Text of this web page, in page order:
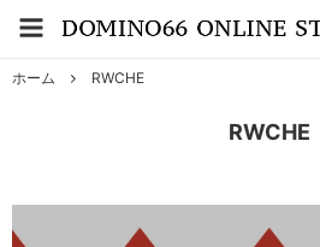
ホーム RWCHE
RWCHE